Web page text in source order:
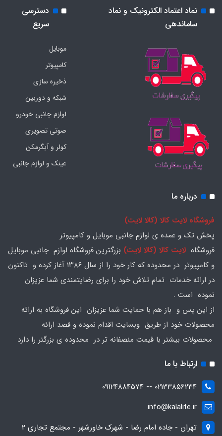
نماد اعتماد الکترونیک و نماد
ساماندهی
دسترسی
سریع
موبایل
کامپیوتر
ذخیره سازی
شبکه و دوربین
لوازم جانبی خودرو
صوتی تصویری
کولر و آبگرمکن
عینک و لوازم جانبی
درباره ما
فروشگاه لایت کالا (کالا لایت)
پخش تک و عمده ی لوازم جانبی موبایل و کامپیوتر
فروشگاه لایت کالا (کالا لایت) بزرگترین فروشگاه لوازم جانبی موبایل
و کامپیوتر در محدوده که کار خود را از سال ۱۳۸۶ آغاز کرده و تاکنون
در ارائه خدمات تمام تلاش خود را برای رضایتمندی شما عزیزان
نموده است .
از این پس و باز هم با حمایت شما عزیزان این فروشگاه به ارائه
محصولات خود از طریق وبسایت اقدام نموده و قصد ارائه
محصولات بیشتر با قیمت منصفانه تر در محدوده ی بزرگتر را دارد
ارتباط با ما
02133856234 -- 09124884574
info@kalalite.ir
تهران - جاده امام رضا - شهرک خاورشهر - مجتمع تجاری 2